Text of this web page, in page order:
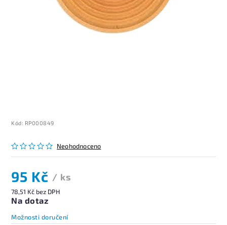
Kód: RP000849
Neohodnoceno
95 Kč / ks
78,51 Kč bez DPH
Na dotaz
Možnosti doručení